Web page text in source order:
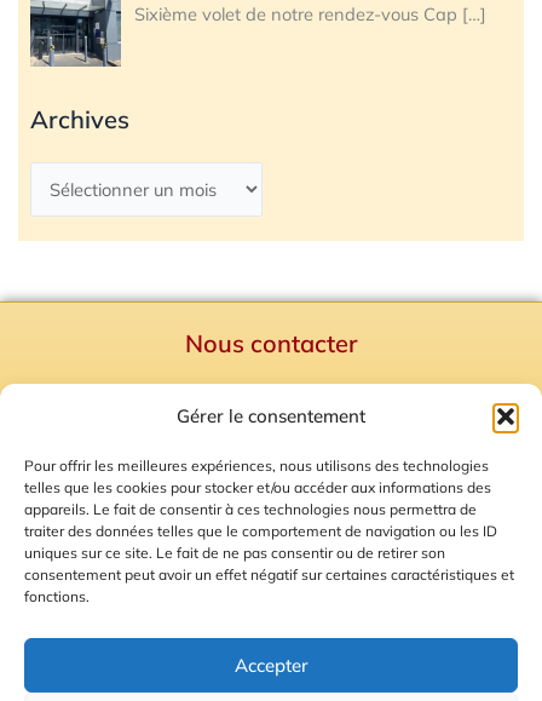
Gérer le consentement
Pour offrir les meilleures expériences, nous utilisons des technologies
telles que les cookies pour stocker et/ou accéder aux informations des
appareils. Le fait de consentir à ces technologies nous permettra de
traiter des données telles que le comportement de navigation ou les ID
uniques sur ce site. Le fait de ne pas consentir ou de retirer son
consentement peut avoir un effet négatif sur certaines caractéristiques et
fonctions.
Accepter
Sixième volet de notre rendez-vous Cap […]
Archives
Nous contacter
Mentions Légales
Plan du site
Gestion des Cookies